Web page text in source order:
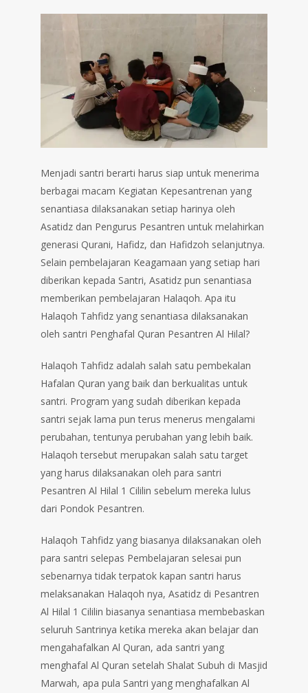
Menjadi santri berarti harus siap untuk menerima
berbagai macam Kegiatan Kepesantrenan yang
senantiasa dilaksanakan setiap harinya oleh
Asatidz dan Pengurus Pesantren untuk melahirkan
generasi Qurani, Hafidz, dan Hafidzoh selanjutnya.
Selain pembelajaran Keagamaan yang setiap hari
diberikan kepada Santri, Asatidz pun senantiasa
memberikan pembelajaran Halaqoh. Apa itu
Halaqoh Tahfidz yang senantiasa dilaksanakan
oleh santri Penghafal Quran Pesantren Al Hilal?
Halaqoh Tahfidz adalah salah satu pembekalan
Hafalan Quran yang baik dan berkualitas untuk
santri. Program yang sudah diberikan kepada
santri sejak lama pun terus menerus mengalami
perubahan, tentunya perubahan yang lebih baik.
Halaqoh tersebut merupakan salah satu target
yang harus dilaksanakan oleh para santri
Pesantren Al Hilal 1 Cililin sebelum mereka lulus
dari Pondok Pesantren.
Halaqoh Tahfidz yang biasanya dilaksanakan oleh
para santri selepas Pembelajaran selesai pun
sebenarnya tidak terpatok kapan santri harus
melaksanakan Halaqoh nya, Asatidz di Pesantren
Al Hilal 1 Cililin biasanya senantiasa membebaskan
seluruh Santrinya ketika mereka akan belajar dan
mengahafalkan Al Quran, ada santri yang
menghafal Al Quran setelah Shalat Subuh di Masjid
Marwah, apa pula Santri yang menghafalkan Al